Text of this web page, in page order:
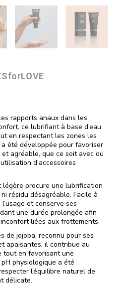
rapports anaux dans les
ce lubrifiant à base d’eau
en respectant les zones les
été développée pour favoriser
agréable, que ce soit avec ou
d’accessoires
procure une lubrification
résidu désagréable. Facile à
et conserve ses
une durée prolongée afin
liées aux frottements.
de jojoba, reconnu pour ses
apaisantes, il contribue au
tout en favorisant une
physiologique a été
l’équilibre naturel de
délicate.